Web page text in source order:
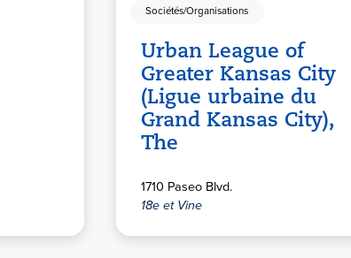
Sociétés/Organisations
Urban League of
Greater Kansas City
(Ligue urbaine du
Grand Kansas City),
The
1710 Paseo Blvd.
18e et Vine